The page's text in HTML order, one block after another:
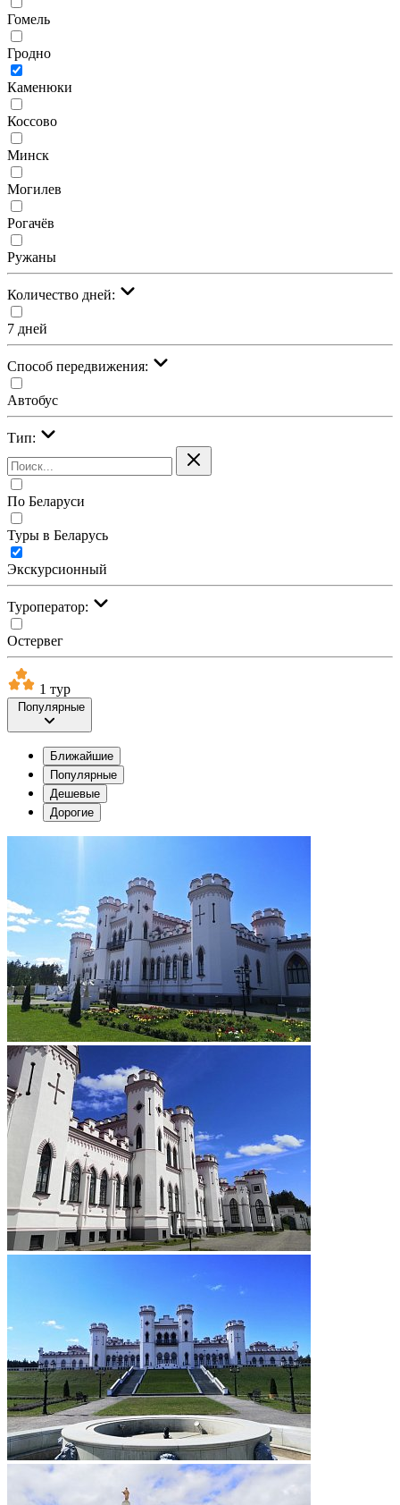
Гомель
Гродно
Каменюки
Коссово
Минск
Могилев
Рогачёв
Ружаны
Количество дней:
7 дней
Cпособ передвижения:
Автобус
Тип:
По Беларуси
Туры в Беларусь
Экскурсионный
Туроператор:
Остервег
1 тур
Популярные
Ближайшие
Популярные
Дешевые
Дорогие